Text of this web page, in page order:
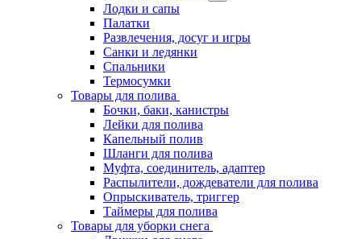
Лодки и сапы
Палатки
Развлечения, досуг и игры
Санки и ледянки
Спальники
Термосумки
Товары для полива
Бочки, баки, канистры
Лейки для полива
Капельный полив
Шланги для полива
Муфта, соединитель, адаптер
Распылители, дождеватели для полива
Опрыскиватель, триггер
Таймеры для полива
Товары для уборки снега